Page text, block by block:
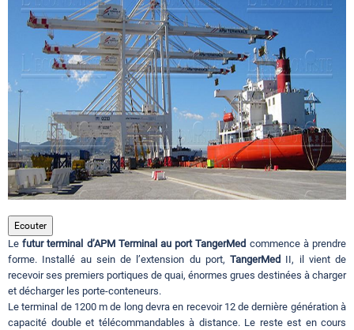
Tourisme
Régions
Hotels
Evenements
Contact
Ecouter
Lefutur terminal d’APM Terminal au port TangerMed commence à prendre
forme. Installé au sein de l’extension du port, TangerMed II, il vient de
recevoir ses premiers portiques de quai, énormes grues destinées à charger
et décharger les porte-conteneurs.
Le terminal de 1200 m de long devra en recevoir 12 de dernière génération à
capacité double et télécommandables à distance. Le reste est en cours